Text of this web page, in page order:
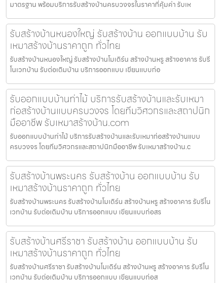
มาตรฐาน พร้อมบริการรับสร้างบ้านครบวงจรในราคาที่คุ้มค่า รับเห
รับสร้างบ้านหนองใหญ่ รับสร้างบ้าน ออกแบบบ้าน รับ
เหมาสร้างบ้านราคาถูก ทั่วไทย
รับสร้างบ้านหนองใหญ่ รับสร้างบ้านโมเดิร์น สร้างบ้านหรู สร้างอาคาร รับรี
โนเวทบ้าน รับต่อเติมบ้าน บริการออกแบบ เขียนแบบก่อ
รับออกแบบบ้านท่าไม้ บริการรับสร้างบ้านและรับเหมา
ก่อสร้างบ้านแบบครบวงจร โดยทีมวิศวกรและสถาปนิก
มืออาชีพ รับเหมาสร้างบ้าน.com
รับออกแบบบ้านท่าไม้ บริการรับสร้างบ้านและรับเหมาก่อสร้างบ้านแบบ
ครบวงจร โดยทีมวิศวกรและสถาปนิกมืออาชีพ รับเหมาสร้างบ้าน.c
รับสร้างบ้านพระนคร รับสร้างบ้าน ออกแบบบ้าน รับ
เหมาสร้างบ้านราคาถูก ทั่วไทย
รับสร้างบ้านพระนคร รับสร้างบ้านโมเดิร์น สร้างบ้านหรู สร้างอาคาร รับรีโน
เวทบ้าน รับต่อเติมบ้าน บริการออกแบบ เขียนแบบก่อสร
รับสร้างบ้านศรีราชา รับสร้างบ้าน ออกแบบบ้าน รับ
เหมาสร้างบ้านราคาถูก ทั่วไทย
รับสร้างบ้านศรีราชา รับสร้างบ้านโมเดิร์น สร้างบ้านหรู สร้างอาคาร รับรีโน
เวทบ้าน รับต่อเติมบ้าน บริการออกแบบ เขียนแบบก่อส